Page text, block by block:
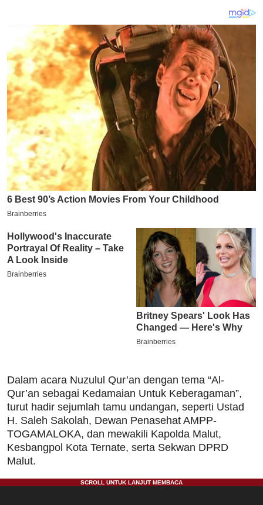
Dalam acara Nuzulul Qur’an dengan tema “Al-
Qur’an sebagai Kedamaian Untuk Keberagaman”,
turut hadir sejumlah tamu undangan, seperti Ustad
H. Saleh Sakolah, Dewan Penasehat AMPP-
TOGAMALOKA, dan mewakili Kapolda Malut,
Kesbangpol Kota Ternate, serta Sekwan DPRD
Malut.